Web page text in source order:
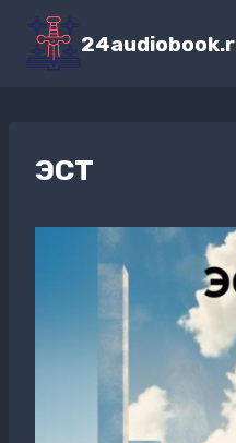
Перейти
содержимому
ЭСТ